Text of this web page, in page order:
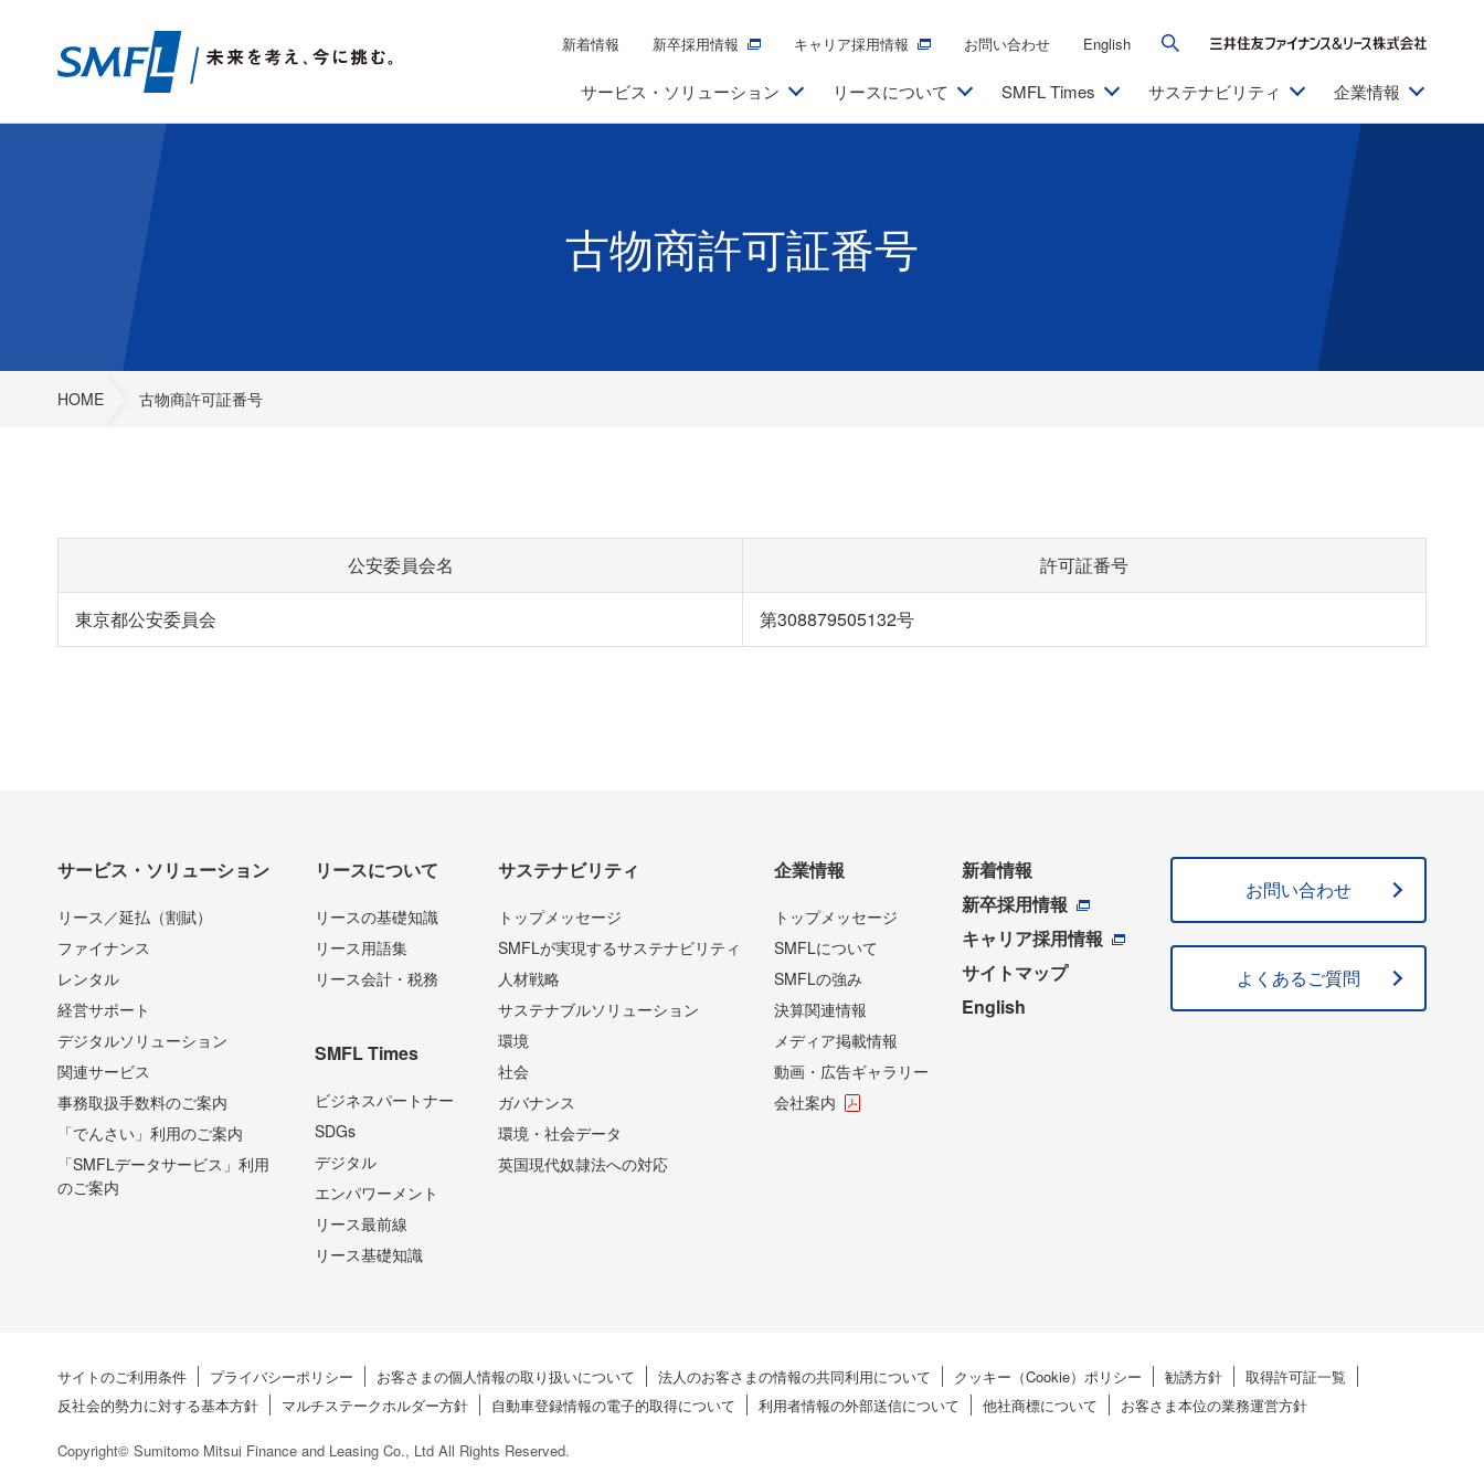
新着情報 新卒採用情報 キャリア採用情報 お問い合わせ English
サービス・ソリューション リースについて SMFL Times サステナビリティ 企業情報
古物商許可証番号
HOME 古物商許可証番号
公安委員会名 許可証番号
東京都公安委員会 第308879505132号
サービス・ソリューション
リース／延払（割賦）
ファイナンス
レンタル
経営サポート
デジタルソリューション
関連サービス
事務取扱手数料のご案内
「でんさい」利用のご案内
「SMFLデータサービス」利⽤
のご案内
リースについて
リースの基礎知識
リース用語集
リース会計・税務
SMFL Times
ビジネスパートナー
SDGs
デジタル
エンパワーメント
リース最前線
リース基礎知識
サステナビリティ
トップメッセージ
SMFLが実現するサステナビリティ
人材戦略
サステナブルソリューション
環境
社会
ガバナンス
環境・社会データ
英国現代奴隷法への対応
企業情報
トップメッセージ
SMFLについて
SMFLの強み
決算関連情報
メディア掲載情報
動画・広告ギャラリー
会社案内
新着情報
新卒採用情報
キャリア採用情報
サイトマップ
English
お問い合わせ
よくあるご質問
サイトのご利用条件 プライバシーポリシー お客さまの個人情報の取り扱いについて 法人のお客さまの情報の共同利用について クッキー（Cookie）ポリシー 勧誘方針
取得許可証一覧
反社会的勢力に対する基本方針 マルチステークホルダー方針 自動車登録情報の電子的取得について 利用者情報の外部送信について 他社商標について お客さま本位の業務運営方針
Copyright© Sumitomo Mitsui Finance and Leasing Co., Ltd All Rights Reserved.